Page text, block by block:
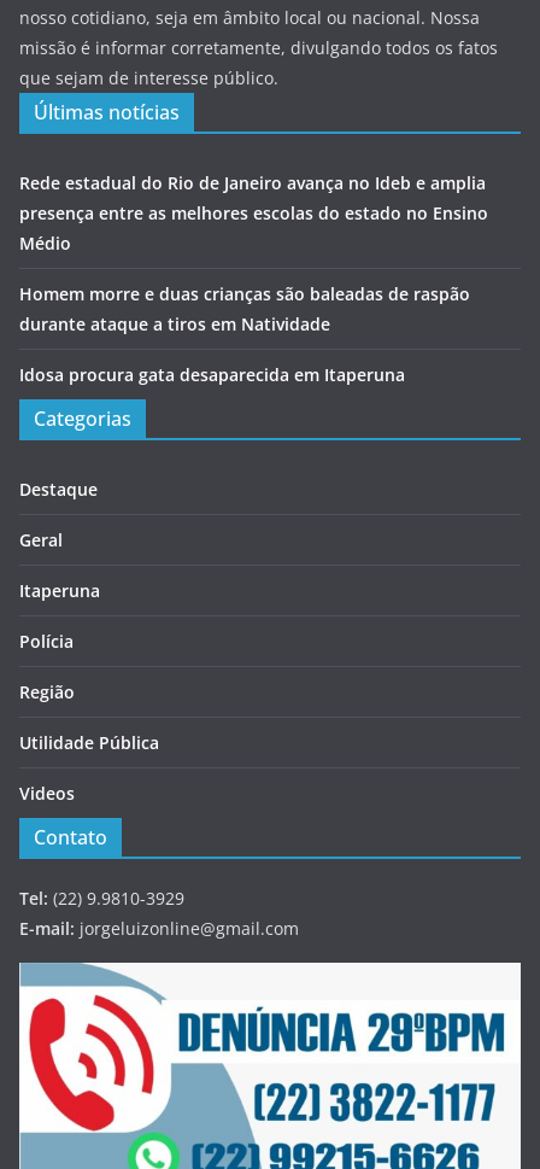
nosso cotidiano, seja em âmbito local ou nacional. Nossa
missão é informar corretamente, divulgando todos os fatos
que sejam de interesse público.
Últimas notícias
Rede estadual do Rio de Janeiro avança no Ideb e amplia
presença entre as melhores escolas do estado no Ensino
Médio
Homem morre e duas crianças são baleadas de raspão
durante ataque a tiros em Natividade
Idosa procura gata desaparecida em Itaperuna
Categorias
Destaque
Geral
Itaperuna
Polícia
Região
Utilidade Pública
Videos
Contato
Tel: (22) 9.9810-3929
E-mail: jorgeluizonline@gmail.com